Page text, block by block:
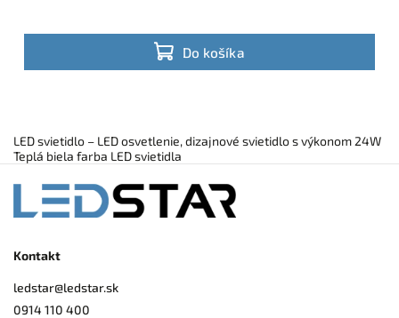
Do košíka
LED svietidlo – LED osvetlenie, dizajnové svietidlo s výkonom 24W
Teplá biela farba LED svietidla
Kontakt
ledstar@ledstar.sk
0914 110 400